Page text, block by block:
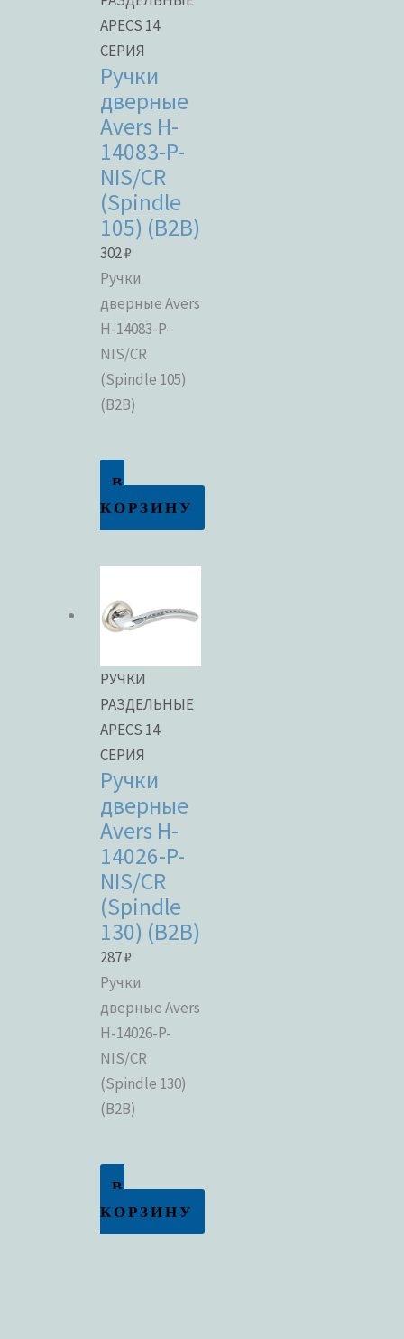
APECS 14
СЕРИЯ
Ручки
дверные
Avers H-
14083-P-
NIS/CR
(Spindle
105) (B2B)
302₽
Ручки
дверные Avers
H-14083-P-
NIS/CR
(Spindle 105)
(B2B)
В
КОРЗИНУ
РУЧКИ
РАЗДЕЛЬНЫЕ
APECS 14
СЕРИЯ
Ручки
дверные
Avers H-
14026-P-
NIS/CR
(Spindle
130) (B2B)
287₽
Ручки
дверные Avers
H-14026-P-
NIS/CR
(Spindle 130)
(B2B)
В
КОРЗИНУ